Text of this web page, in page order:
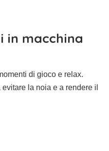
in macchina
di gioco e relax.
la noia e a rendere il